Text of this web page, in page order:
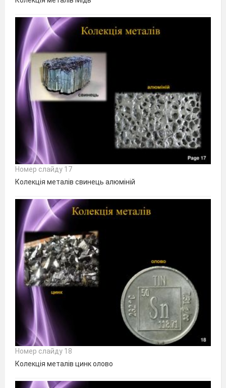
Номер слайду 17
Колекція металів свинець алюміній
Номер слайду 18
Колекція металів цинк олово